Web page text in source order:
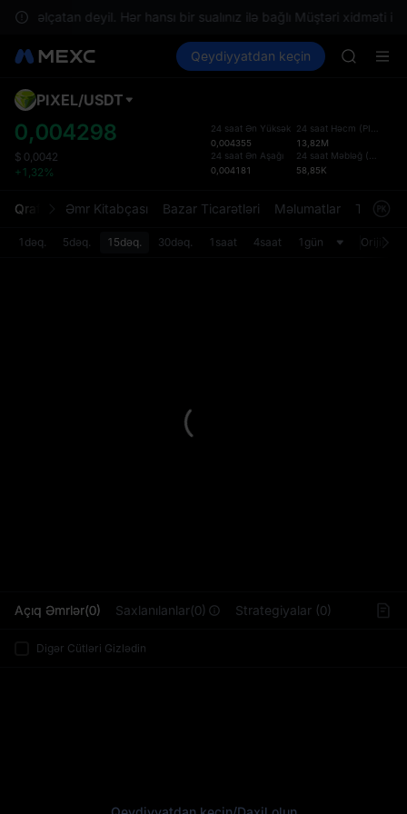
əlçatan deyil. Hər hansı bir sualınız ilə bağlı Müştəri xidməti ilə
Bazarlar Spot Futures PLTR
Qeydiyyatdan keçin
BLESS
HEI
BLESS
UNITREE
Unitree
PIXEL/USDT
0,004298
$ 0,0042
+1,32%
24 saat Ən Yüksək
0,004355
24 saat Ən Aşağı
0,004181
24 saat Həcm (PIXEL
13,82M
24 saat Məbləğ (
58,85K
Qrafik Əmr Kitabçası Bazar Ticarətləri Məlumatlar
1dəq. 5dəq. 15dəq. 30dəq. 1saat 4saat 1gün Orijinal
Açıq Əmrlər(0) Saxlanılanlar(0) Strategiyalar (0)
Digər Cütləri Gizlədin